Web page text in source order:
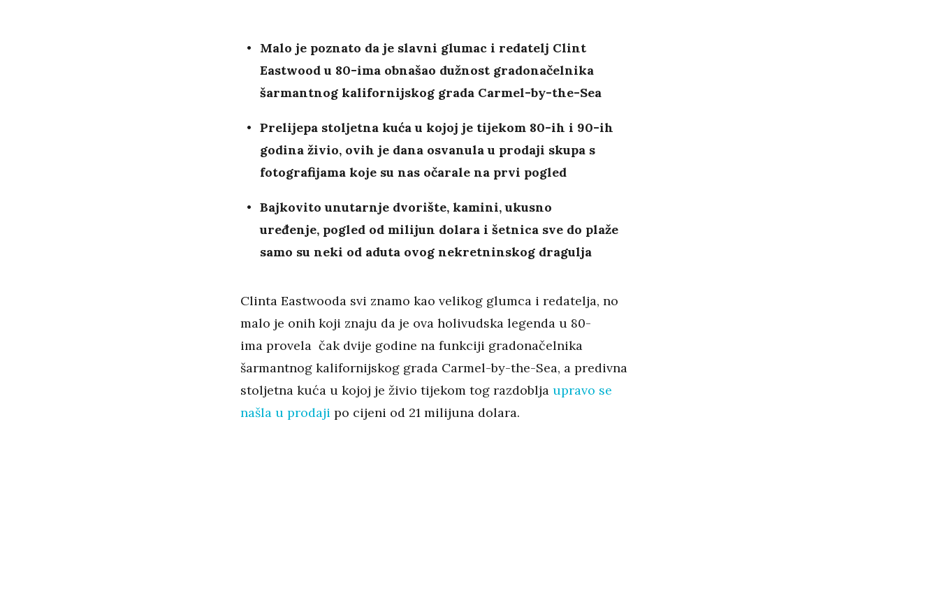
Malo je poznato da je slavni glumac i redatelj Clint
Eastwood u 80-ima obnašao dužnost gradonačelnika
šarmantnog kalifornijskog grada Carmel-by-the-Sea
Prelijepa stoljetna kuća u kojoj je tijekom 80-ih i 90-ih
godina živio, ovih je dana osvanula u prodaji skupa s
fotografijama koje su nas očarale na prvi pogled
Bajkovito unutarnje dvorište, kamini, ukusno
uređenje, pogled od milijun dolara i šetnica sve do plaže
samo su neki od aduta ovog nekretninskog dragulja
Clinta Eastwooda svi znamo kao velikog glumca i redatelja, no
malo je onih koji znaju da je ova holivudska legenda u 80-
ima provela čak dvije godine na funkciji gradonačelnika
šarmantnog kalifornijskog grada Carmel-by-the-Sea, a predivna
stoljetna kuća u kojoj je živio tijekom tog razdoblja upravo se
našla u prodaji po cijeni od 21 milijuna dolara.